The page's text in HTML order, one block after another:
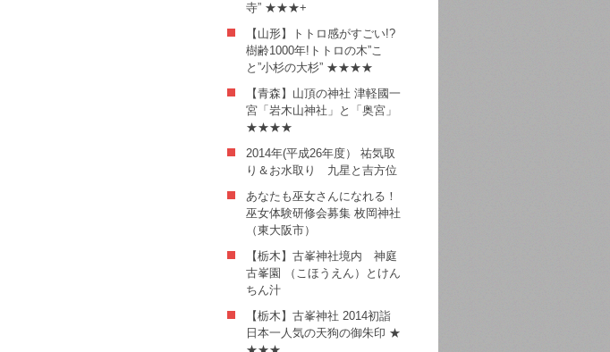
寺” ★★★+
【山形】トトロ感がすごい!?
樹齢1000年!トトロの木”こ
と”小杉の大杉” ★★★★
【青森】山頂の神社 津軽國一
宮「岩木山神社」と「奥宮」
★★★★
2014年(平成26年度） 祐気取
り＆お水取り 九星と吉方位
あなたも巫女さんになれる！
巫女体験研修会募集 枚岡神社
（東大阪市）
【栃木】古峯神社境内 神庭
古峯園 （こほうえん）とけん
ちん汁
【栃木】古峯神社 2014初詣
日本一人気の天狗の御朱印 ★